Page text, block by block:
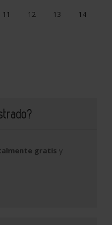
11 12 13 14
gratis y